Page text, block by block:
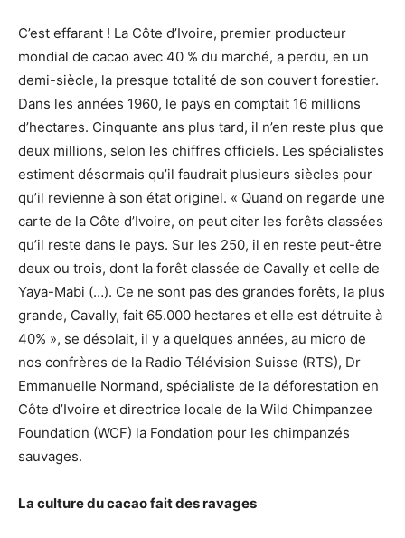
C’est effarant ! La Côte d’Ivoire, premier producteur
mondial de cacao avec 40 % du marché, a perdu, en un
demi-siècle, la presque totalité de son couvert forestier.
Dans les années 1960, le pays en comptait 16 millions
d’hectares. Cinquante ans plus tard, il n’en reste plus que
deux millions, selon les chiffres officiels. Les spécialistes
estiment désormais qu’il faudrait plusieurs siècles pour
qu’il revienne à son état originel. « Quand on regarde une
carte de la Côte d’Ivoire, on peut citer les forêts classées
qu’il reste dans le pays. Sur les 250, il en reste peut-être
deux ou trois, dont la forêt classée de Cavally et celle de
Yaya-Mabi (…). Ce ne sont pas des grandes forêts, la plus
grande, Cavally, fait 65.000 hectares et elle est détruite à
40% », se désolait, il y a quelques années, au micro de
nos confrères de la Radio Télévision Suisse (RTS), Dr
Emmanuelle Normand, spécialiste de la déforestation en
Côte d’Ivoire et directrice locale de la Wild Chimpanzee
Foundation (WCF) la Fondation pour les chimpanzés
sauvages.
La culture du cacao fait des ravages